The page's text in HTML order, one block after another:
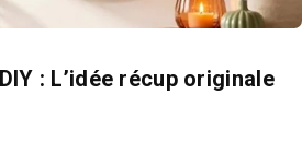
: L’idée récup originale